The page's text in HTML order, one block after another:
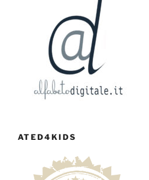
ATED4KIDS